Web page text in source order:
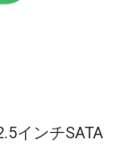
インチSATA